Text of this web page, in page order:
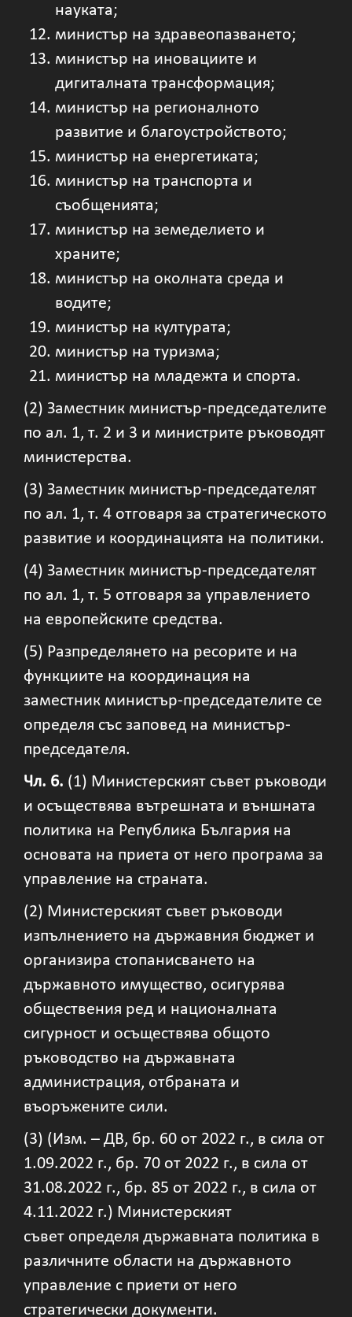
науката;
министър на здравеопазването;
министър на иновациите и
дигиталната трансформация;
министър на регионалното
развитие и благоустройството;
министър на енергетиката;
министър на транспорта и
съобщенията;
министър на земеделието и
храните;
министър на околната среда и
водите;
министър на културата;
министър на туризма;
министър на младежта и спорта.
(2) Заместник министър-председателите
по ал. 1, т. 2 и 3 и министрите ръководят
министерства.
(3) Заместник министър-председателят
по ал. 1, т. 4 отговаря за стратегическото
развитие и координацията на политики.
(4) Заместник министър-председателят
по ал. 1, т. 5 отговаря за управлението
на европейските средства.
(5) Разпределянето на ресорите и на
функциите на координация на
заместник министър-председателите се
определя със заповед на министър-
председателя.
Чл. 6. (1) Министерският съвет ръководи
и осъществява вътрешната и външната
политика на Република България на
основата на приета от него програма за
управление на страната.
(2) Министерският съвет ръководи
изпълнението на държавния бюджет и
организира стопанисването на
държавното имущество, осигурява
обществения ред и националната
сигурност и осъществява общото
ръководство на държавната
администрация, отбраната и
въоръжените сили.
(3) (Изм. – ДВ, бр. 60 от 2022 г., в сила от
1.09.2022 г., бр. 70 от 2022 г., в сила от
31.08.2022 г., бр. 85 от 2022 г., в сила от
4.11.2022 г.) Министерският
съвет определя държавната политика в
различните области на държавното
управление с приети от него
стратегически документи.